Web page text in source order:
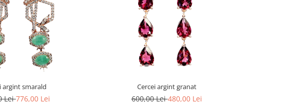
argint smarald
Lei776,00 Lei
Cercei argint granat
600,00 Lei480,00 Lei